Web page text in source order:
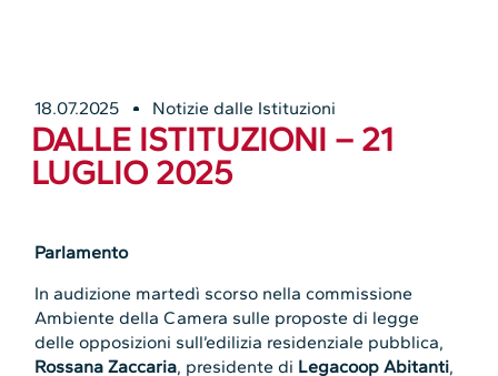
18.07.2025 Notizie dalle Istituzioni
DALLE ISTITUZIONI – 21
LUGLIO 2025
Parlamento
In audizione martedì scorso nella commissione
Ambiente della Camera sulle proposte di legge
delle opposizioni sull’edilizia residenziale pubblica,
Rossana Zaccaria, presidente di Legacoop Abitanti,